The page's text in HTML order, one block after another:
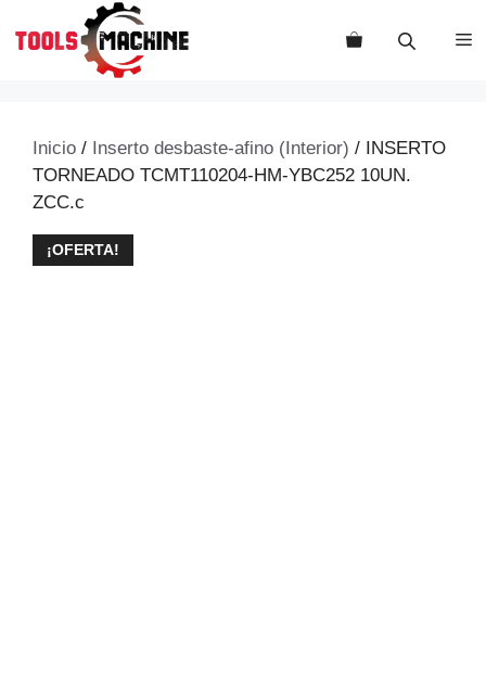
Inicio / Inserto desbaste-afino (Interior) / INSERTO
TORNEADO TCMT110204-HM-YBC252 10UN.
ZCC.c
¡OFERTA!